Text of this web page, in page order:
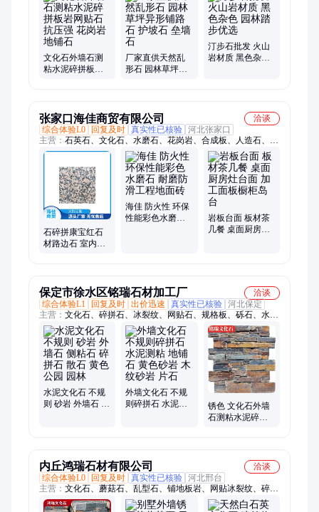
文化石外墙石测
粘水泥碎拼板岩
厂家直供天然乱
形石 园林草坪异
汀步石批发 火山
岩材质 黑色杂色
张家口海佳商贸有限公司
洽谈
综合体验L0
回复及时 真实性已核验 河北张家口
主营： 石英石、文化石、水磨石、花岗岩、合成板、人造石、大
理石、石材辅料
石碎拼康宝红石
材路边石 室内外
海佳 防火性 环保
性能彩色水磨石
岩板台面 板材茶
几餐 桌面厨房灶
保定市徐水区铭瑞石材加工厂
洽谈
综合体验L1
回复及时 出价迅速 真实性已核验 河北保定
主营： 文化石、碎拼石、冰裂纹、网贴石、规格板、砾石、水泥
文化石、人造文化石、花岗岩
水泥文化石 不规
则 砂岩 外墙石 侧
外墙文化石 不规
则碎拼石 水泥测
锈色 文化石外墙
石测粘水泥碎拼
内丘鸿瑞石材有限公司
洽谈
综合体验L0
回复及时 真实性已核验 河北邢台
主营： 文化石、蘑菇石、乱型石、铺地板岩、网贴冰裂纹、碎拼
石